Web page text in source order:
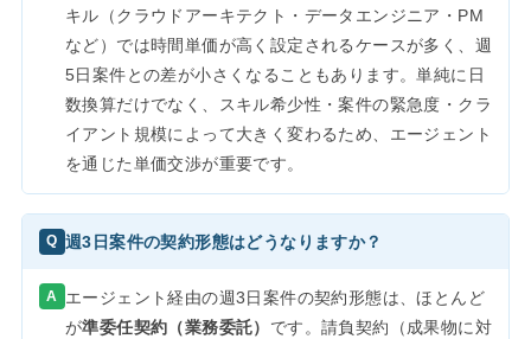
キル（クラウドアーキテクト・データエンジニア・PM
など）では時間単価が高く設定されるケースが多く、週
5日案件との差が小さくなることもあります。単純に日
数換算だけでなく、スキル希少性・案件の緊急度・クラ
イアント規模によって大きく変わるため、エージェント
を通じた単価交渉が重要です。
Q 週3日案件の契約形態はどうなりますか？
A
エージェント経由の週3日案件の契約形態は、ほとんど
が準委任契約（業務委託） です。請負契約（成果物に対